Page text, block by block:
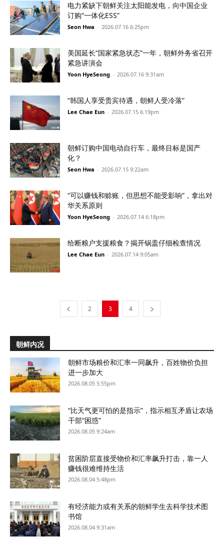
电力紧缺下朝鲜关注太阳能发电，向中国企业
订购“一体化ESS”
Seon Hwa - 2026.07.16 6:25pm
美国延长“国家紧急状态”一年，朝鲜外务省召开
紧急讲演会
Yoon HyeSeong - 2026.07.16 9:31am
“韩国人享受贵宾待遇，朝鲜人受冷落”
Lee Chae Eun - 2026.07.15 6:19pm
朝鲜订购中国电动自行车，最终目标是国产
化？
Seon Hwa - 2026.07.15 9:22am
“可以赚钱和赊账，但思想不能受影响”，拿出对
华关系原则
Yoon HyeSeong - 2026.07.14 6:18pm
给断粮户支援粮食？揭开锅盖仔细检查情况
Lee Chae Eun - 2026.07.14 9:05am
2 3 4
朝鲜内况
朝鲜市场粮价和汇率一同飙升，百姓物价负担
进一步加大
2026.08.05 5:55pm
“比天气更可怕的是指示”，指示相互矛盾让农场
干部“困惑”
2026.08.05 9:24am
贫困阶层直接受物价和汇率飙升打击，靠一人
赚钱很难维持生活
2026.08.04 5:48pm
有经济能力或有关系的朝鲜学生去科学技术图
书馆
2026.08.04 9:31am